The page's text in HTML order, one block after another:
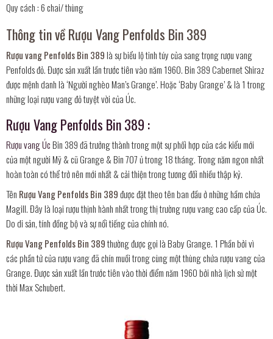
Quy cách : 6 chai/ thùng
Thông tin về Rượu Vang Penfolds Bin 389
Rượu vang Penfolds Bin 389là sự biểu lộ tinh túy của sang trọng rượu vang
Penfolds đỏ. Được sản xuất lần trước tiên vào năm 1960. Bin 389 Cabernet Shiraz
được mệnh danh là ‘Người nghèo Man’s Grange’. Hoặc ‘Baby Grange’ & là 1 trong
những loại rượu vang đỏ tuyệt vời của Úc.
Rượu Vang Penfolds Bin 389 :
Rượu vang ÚcBin 389 đã trưởng thành trong một sự phối hợp của các kiểu mới
của một người Mỹ & cũ Grange & Bin 707 ủ trong 18 tháng. Trong năm ngon nhất
hoàn toàn có thể trở nên mới nhất & cải thiện trong tương đối nhiều thập kỷ.
Tên Rượu Vang Penfolds Bin 389được đặt theo tên ban đầu ở những hầm chứa
Magill. Đây là loại rượu thịnh hành nhất trong thị trường rượu vang cao cấp của Úc.
Do di sản, tính đồng bộ và sự nổi tiếng của chính nó.
Rượu Vang Penfolds Bin 389thường được gọi là Baby Grange. 1 Phần bởi vì
các phần tử của rượu vang đã chín muồi trong cùng một thùng chứa rượu vang của
Grange. Được sản xuất lần trước tiên vào thời điểm năm 1960 bởi nhà lịch sử một
thời Max Schubert.